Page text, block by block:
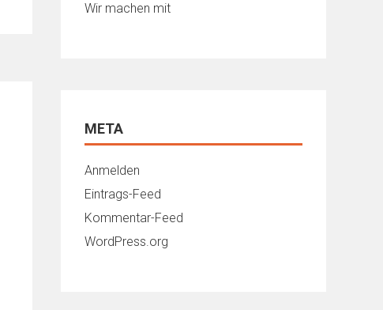
Wir machen mit
META
Anmelden
Eintrags-Feed
Kommentar-Feed
WordPress.org